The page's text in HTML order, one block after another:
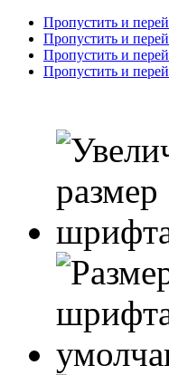
Пропустить и
Пропустить и
Пропустить и
Пропустить и